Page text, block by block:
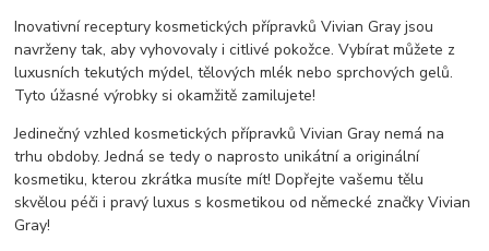
Inovativní receptury kosmetických přípravků Vivian Gray jsou
navrženy tak, aby vyhovovaly i citlivé pokožce. Vybírat můžete z
luxusních tekutých mýdel, tělových mlék nebo sprchových gelů.
Tyto úžasné výrobky si okamžitě zamilujete!
Jedinečný vzhled kosmetických přípravků Vivian Gray nemá na
trhu obdoby. Jedná se tedy o naprosto unikátní a originální
kosmetiku, kterou zkrátka musíte mít! Dopřejte vašemu tělu
skvělou péči i pravý luxus s kosmetikou od německé značky Vivian
Gray!